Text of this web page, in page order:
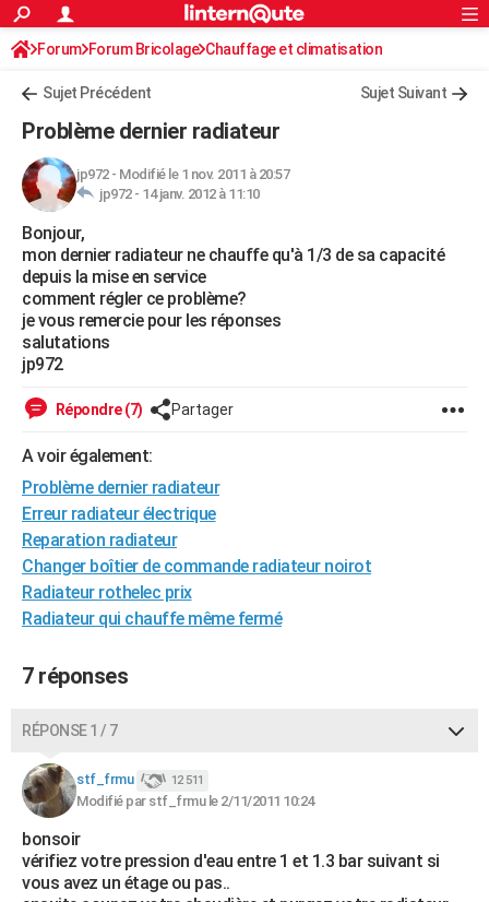
ACTUALITÉS
Politique
Société
Faits Divers
Education
Monde
Villes
+
FINANCE
Retraite
Impôts
Epargne
Immobilier
Risques naturels par ville
Banque
Assurance
Crédit
AUTO
Essais
Réserver un essai
Citadines
Berlines
SUV
Forum auto
+HIGH-TECH
Mobiles
Meilleur smartphone
Internet
Ordinateurs
Jeux vidéo
Guide high-tech
+BRICOLAGE
Forum
Aménagement intérieur
Extérieur
Cuisine
Salle de bains
Jardinage
Rangement
WEEK-END
Guides de France
Escapades
Patrimoine
Expositions
Musées
Week-end nature
+
Art de vivre
Bien-être
Loisirs
Mode
Modes de vie
Alimentation
Guide de la santé
Maladies
Médicaments
Sommeil
Destinations
City break
Voyage nature
Voyage de noces
Forum
Climat
+PHOTO
GUIDES D'ACHAT
BONS PLANS
Carte de Noël
Carte Bonne année
Carte Saint-Valentin
Carte Pâques
Carte d'anniversaire
DICTIONNAIRE
Dictionnaire
Biographies
Citations
Expressions
Proverbes
PROGRAMME TV
COPAINS D'AVANT
S'inscrire
Se connecter
Lycées
Collèges
Primaires
Universités
Entreprises
Service militaire
Avis de recherche
FORUM
Rechercher
S'inscrire
Connexion
Forum Forum Bricolage Chauffage et climatisation
Sujet Précédent Sujet Suivant
Problème dernier radiateur
jp972- Modifié le 1 nov. 2011 à 20:57
jp972 - 14 janv. 2012 à 11:10
Bonjour,
mon dernier radiateur ne chauffe qu'à 1/3 de sa capacité
depuis la mise en service
comment régler ce problème?
je vous remercie pour les réponses
salutations
jp972
Répondre (7) Partager
A voir également:
Problème dernier radiateur
Erreur radiateur électrique
Reparation radiateur
Changer boîtier de commande radiateur noirot
Radiateur rothelec prix
Radiateur qui chauffe même fermé
7 réponses
RÉPONSE 1 / 7
stf_frmu 12 511
Modifié par stf_frmu le 2/11/2011 10:24
bonsoir
vérifiez votre pression d'eau entre 1 et 1.3 bar suivant si
vous avez un étage ou pas..